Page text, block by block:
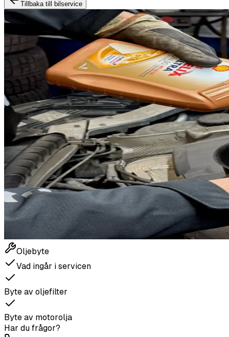
Tillbaka till bilservice
Oljebyte
Vad ingår i servicen
Byte av oljefilter
Byte av motorolja
Har du frågor?